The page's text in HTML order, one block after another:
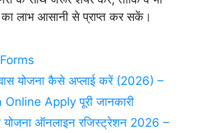
का लाभ आसानी से प्राप्त कर सकें।
योजना कैसे अप्लाई करें (2026) –
Apply पूरी जानकारी
योजना ऑनलाइन रजिस्ट्रेशन 2026 –